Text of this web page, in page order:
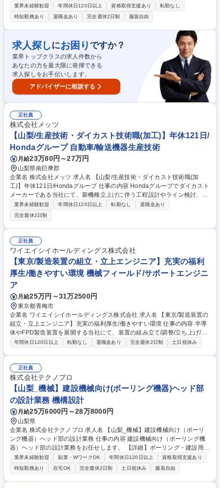
造ラインや自動倉庫の設備をメンテナンスするお仕事です。 【具体的な業
務内容】 ■管轄営業所や得意先へ出張し、製造ラインなどのメンテナンス
を行います。現場に伺い、各営業所のメンバーと協力しあいながら設備の
メンテナンスを行い、各拠点の設備が滞りなく稼働するようにサポートし
ます。 ※建設に該当する業務は行いません ■出張先（実績）：群馬、長
野、山梨、神奈川、栃木、山形他 ■閑散期(主に夏季)は倉庫作業やフォー
クリフト作業等を行います。 募集職種 北関東/飲料倉庫の機械設備メンテ
ナンス_研修充実で未経験から機械のプロに！
業界未経験歓迎 年間休日120日以上 資格取得支援あり
転勤なし
時短勤務あり
退職金あり 完全週休2日制 服装自由
求人探しにお困り ですか？
業界トップクラスの求人件数から
あなたの力を最大限に発揮できる
求人探しをお手伝いします。
アドバイザーに相談する
正社員
株式会社メッツ
【山梨/生産技術・ダイカスト技術職(加工)】年休121日/
Hondaグループ 自動車/輸送機器生産技術
月給23万80円～27万円
山梨県南巨摩郡
企業名 株式会社メッツ 求人名 【山梨/生産技術・ダイカスト技術職(加
工)】年休121日/Hondaグループ 仕事の内容 Hondaグループでダイカスト
メーカーである当社にて、新機種立上げに伴う工程設計やライン検討、C
NC加工機を用いた条件設定、NCプログラム作成等、ダイカスト製品の加
工領域における技術業務全般をお任せします。 ■新機種立上げに向けた工
程設計およびライン構成検討■CNC加工機を用いた切削加工工程の条件設
定■洗浄・乾燥、圧入、リーク検査、シーリング等後工程の検討■治具およ
び各種設備仕様の検討、メーカー対応 ■加工刃具選定、NCプログラミン
グおよび加工条件設定■量産品質の確保および生産性向上に向けた改善活
動※現場と密接に連携しながら、生産改善および品質向上に取り組む技術
業務 ※変更の範囲当社業務全般 募集職種 【山梨/生産技術・ダイカスト技
術職(加工)】年休121日/Hondaグループ
業界未経験歓迎 年間休日120日以上 転勤なし
退職金あり
完全週休2日制
正社員
ワイエイシイホールディングス株式会社
【東京/製造装置の組立・立上エンジニア】充実の福利
厚生/働きやすい環境 機械フィールド/サポートエンジニ
ア
月給25万円～31万2500円
東京都青梅市
企業名 ワイエイシイホールディングス株式会社 求人名 【東京/製造装置の
組立・立上エンジニア】充実の福利厚生/働きやすい環境 仕事の内容 半導
体やFPD製造装置を展開する当社にて、装置の組み立て/調整/立ち上げ/保
守サービス/メンテナンス業務を担当。デジタル社会において重要な役割を
サービス、定期メンテナンス、トラブル対応全般 【出張】国内外への出張
あり■組立・調整時は平日中心の短期出張■装置据付時は1回あたり約1か
月の長期出張となる場合があります。 ※宿泊・交通費は実費支給、別途出
張手当有 ※案件は１人から複数名での対応まで様々です。 ※建物の改変
を伴う業務は含まない。 募集職種 【東京/製造装置の組立・立上エンジニ
ア】充実の福利厚生/働きやすい環境
年間休日120日以上 転勤なし 退職金あり 完全週休2日制 土日祝休み
正社員
株式会社テクノプロ
【山梨_機械】建設機械向け(ボーリング機器)ヘッド部
の設計業務 機構設計
月給25万6000円～28万8000円
山梨県
企業名 株式会社テクノプロ 求人名 【山梨_機械】建設機械向け（ボーリ
ング機器）ヘッド部の設計業務 仕事の内容 建設機械向け（ボーリング機
器）ヘッド部の設計業務をお任せします。 【詳細】ボーリング・建設用穴
掘り機器の設計業務 ・3D-CADを使用した設計業務 ・仕様検討～図面出
図～実機確認 【技術分野】機械 【製品】建設機械、フォークリフト 【工
程】詳細設計・評価・検証 募集職種 【山梨_機械】建設機械向け（ボーリ
ング機器）ヘッド部の設計業務
業界未経験歓迎 副業・WワークOK 年間休日120日以上
資格取得支援あり
時短勤務あり
在宅OK 完全週休2日制 土日祝休み 服装自由